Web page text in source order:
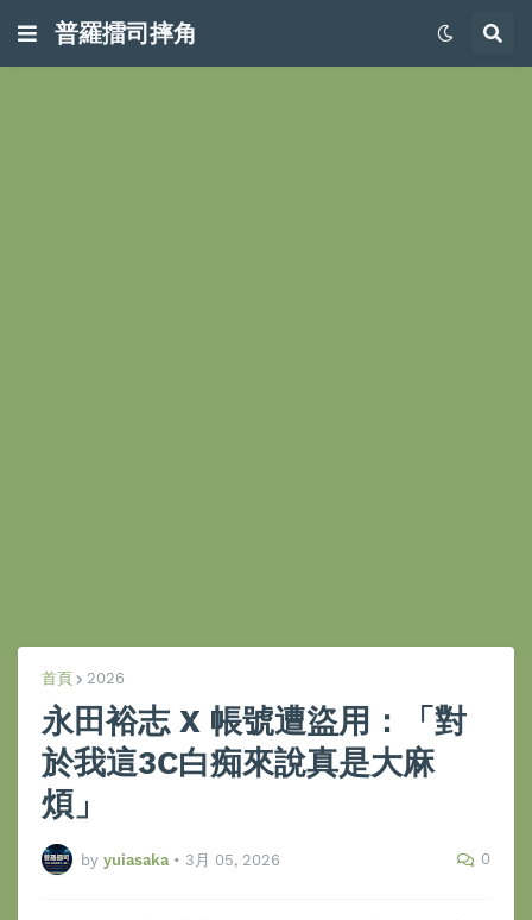
普羅擂司摔角
首頁 2026
永田裕志 X 帳號遭盜用：「對
於我這3C白痴來說真是大麻
煩」
by yuiasaka • 3月 05, 2026 0